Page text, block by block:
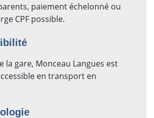
paiement échelonné ou
CPF possible.
la gare, Monceau Langues est
en transport en